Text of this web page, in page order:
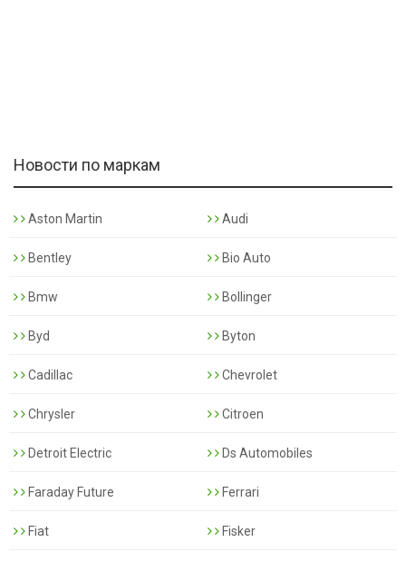
Новости по маркам
Aston Martin Audi
Bentley Bio Auto
Bmw Bollinger
Byd Byton
Cadillac Chevrolet
Chrysler Citroen
Detroit Electric Ds Automobiles
Faraday Future Ferrari
Fiat Fisker